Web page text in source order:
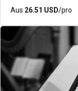
ALL
15% rabatt
über 30
Jetzt
Aus 26.51 USD/pro